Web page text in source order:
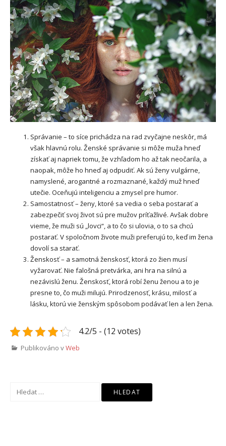
Správanie – to síce prichádza na rad zvyčajne neskôr, má
však hlavnú rolu. Ženské správanie si môže muža hneď
získať aj napriek tomu, že vzhľadom ho až tak neočarila, a
naopak, môže ho hneď aj odpudiť. Ak sú ženy vulgárne,
namyslené, arogantné a rozmaznané, každý muž hneď
utečie. Oceňujú inteligenciu a zmysel pre humor.
Samostatnosť – ženy, ktoré sa vedia o seba postarať a
zabezpečiť svoj život sú pre mužov príťažlivé. Avšak dobre
vieme, že muži sú „lovci“, a to čo si ulovia, o to sa chcú
postarať. V spoločnom živote muži preferujú to, keď im žena
dovolí sa starať.
Ženskosť – a samotná ženskosť, ktorá zo žien musí
vyžarovať. Nie falošná pretvárka, ani hra na silnú a
nezávislú ženu. Ženskosť, ktorá robí ženu ženou a to je
presne to, čo muži milujú. Prirodzenosť, krásu, milosť a
lásku, ktorú vie ženským spôsobom podávať len a len žena.
4.2/5 - (12 votes)
Publikováno vWeb
Vyhledávání